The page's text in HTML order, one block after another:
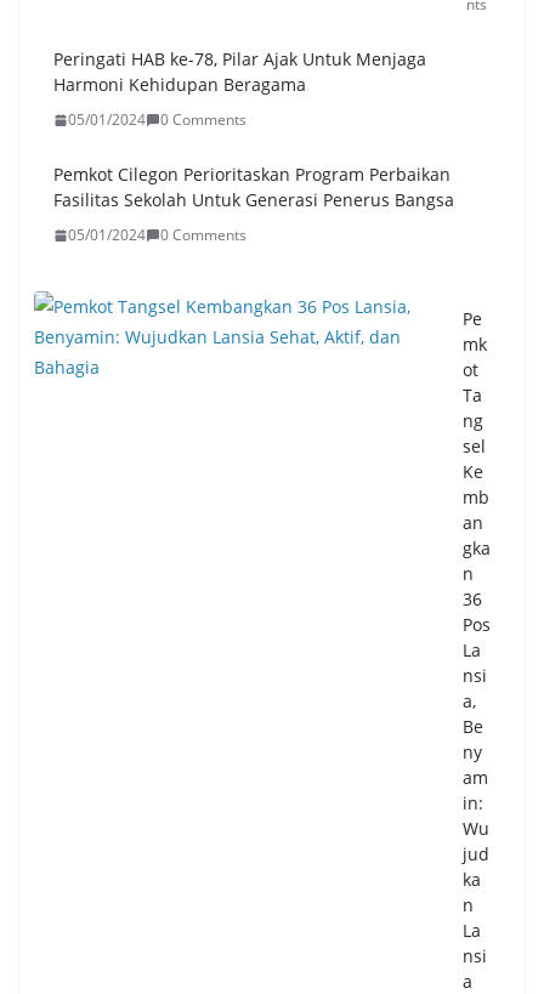
nts
Peringati HAB ke-78, Pilar Ajak Untuk Menjaga
Harmoni Kehidupan Beragama
05/01/2024 0 Comments
Pemkot Cilegon Perioritaskan Program Perbaikan
Fasilitas Sekolah Untuk Generasi Penerus Bangsa
05/01/2024 0 Comments
Pe
mk
ot
Ta
ng
sel
Ke
mb
an
gka
n
36
Pos
La
nsi
a,
Be
ny
am
in:
Wu
jud
ka
n
La
nsi
a